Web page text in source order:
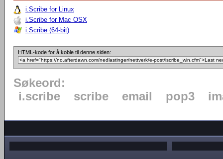
i.Scribe for Linux
i.Scribe for Mac OSX
i.Scribe (64-bit)
HTML-kode for å koble til denne siden:
Søkeord:
i.scribe
scribe email pop3